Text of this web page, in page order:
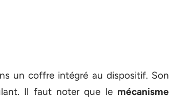
un coffre intégré au dispositif. Son
Il faut noter que le mécanisme